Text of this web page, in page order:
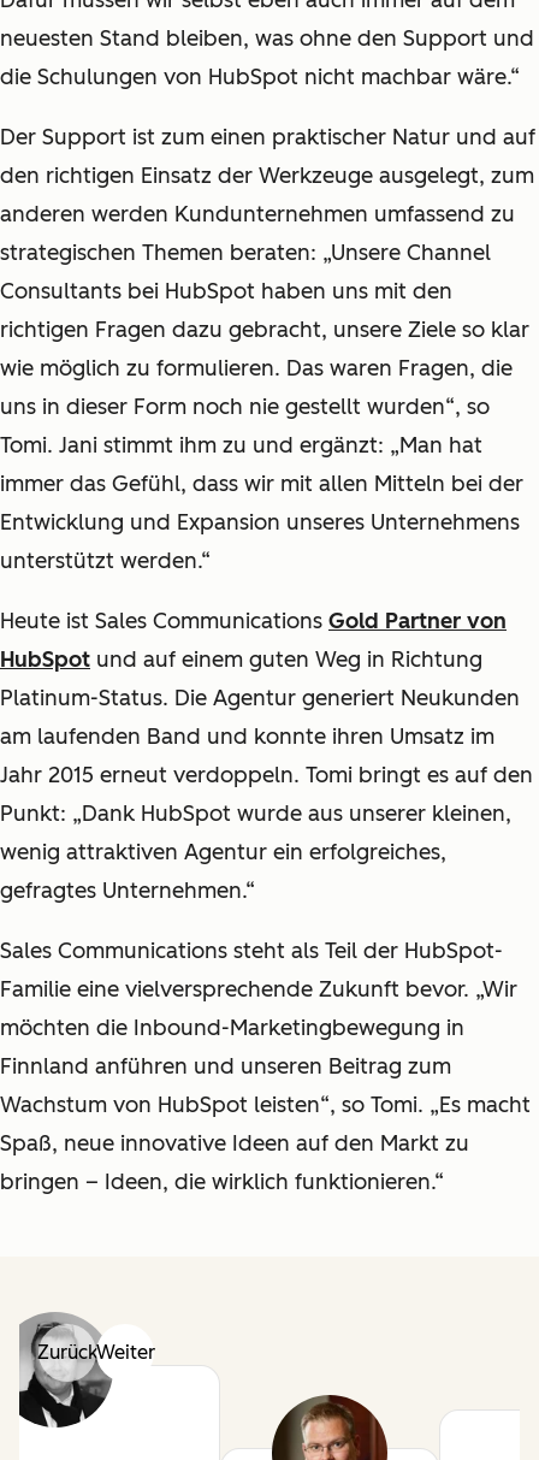
neuesten Stand bleiben, was ohne den Support und
die Schulungen von HubSpot nicht machbar wäre.“
Der Support ist zum einen praktischer Natur und auf
den richtigen Einsatz der Werkzeuge ausgelegt, zum
anderen werden Kundunternehmen umfassend zu
strategischen Themen beraten: „Unsere Channel
Consultants bei HubSpot haben uns mit den
richtigen Fragen dazu gebracht, unsere Ziele so klar
wie möglich zu formulieren. Das waren Fragen, die
uns in dieser Form noch nie gestellt wurden“, so
Tomi. Jani stimmt ihm zu und ergänzt: „Man hat
immer das Gefühl, dass wir mit allen Mitteln bei der
Entwicklung und Expansion unseres Unternehmens
unterstützt werden.“
Heute ist Sales Communications Gold Partner von
HubSpot und auf einem guten Weg in Richtung
Platinum-Status. Die Agentur generiert Neukunden
am laufenden Band und konnte ihren Umsatz im
Jahr 2015 erneut verdoppeln. Tomi bringt es auf den
Punkt: „Dank HubSpot wurde aus unserer kleinen,
wenig attraktiven Agentur ein erfolgreiches,
gefragtes Unternehmen.“
Sales Communications steht als Teil der HubSpot-
Familie eine vielversprechende Zukunft bevor. „Wir
möchten die Inbound-Marketingbewegung in
Finnland anführen und unseren Beitrag zum
Wachstum von HubSpot leisten“, so Tomi. „Es macht
Spaß, neue innovative Ideen auf den Markt zu
bringen – Ideen, die wirklich funktionieren.“
ZurückWeiter